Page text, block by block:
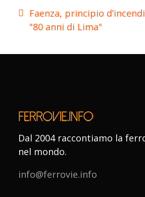
Faenza, principio
"80 anni di Lima"
Dal 2004 raccontiamo la
nel mondo.
info@ferrovie.info